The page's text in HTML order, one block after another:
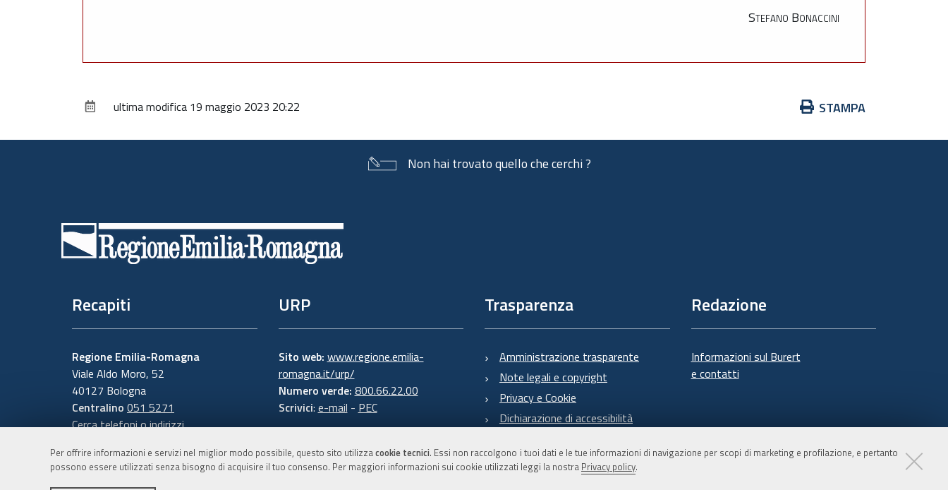
Per offrire informazioni e servizi nel miglior modo possibile, questo sito utilizzacookie tecnici. Essi non raccolgono i tuoi dati e le tue informazioni di navigazione per scopi di marketing e profilazione, e pertanto
possono essere utilizzati senza bisogno di acquisire il tuo consenso. Per maggiori informazioni sui cookie utilizzati leggi la nostra Privacy policy.
Stefano Bonaccini
Azioni
documento
STAMPA
ultima modifica 19 maggio 2023 20:22
Non hai trovato quello che cerchi ?
Recapiti
Regione Emilia-Romagna
Viale Aldo Moro, 52
40127 Bologna
Centralino 051 5271
Cerca telefoni o indirizzi
URP
Sito web: www.regione.emilia-
romagna.it/urp/
Numero verde: 800.66.22.00
Scrivici: e-mail - PEC
Trasparenza
Amministrazione trasparente
Note legali e copyright
Privacy e Cookie
Dichiarazione di accessibilità
Redazione
Informazioni sul Burert
e contatti